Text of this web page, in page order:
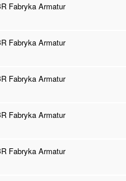
Fabryka Armatur
Fabryka Armatur
Fabryka Armatur
Fabryka Armatur
Fabryka Armatur